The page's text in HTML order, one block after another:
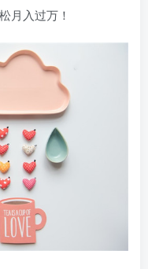
月入过万！